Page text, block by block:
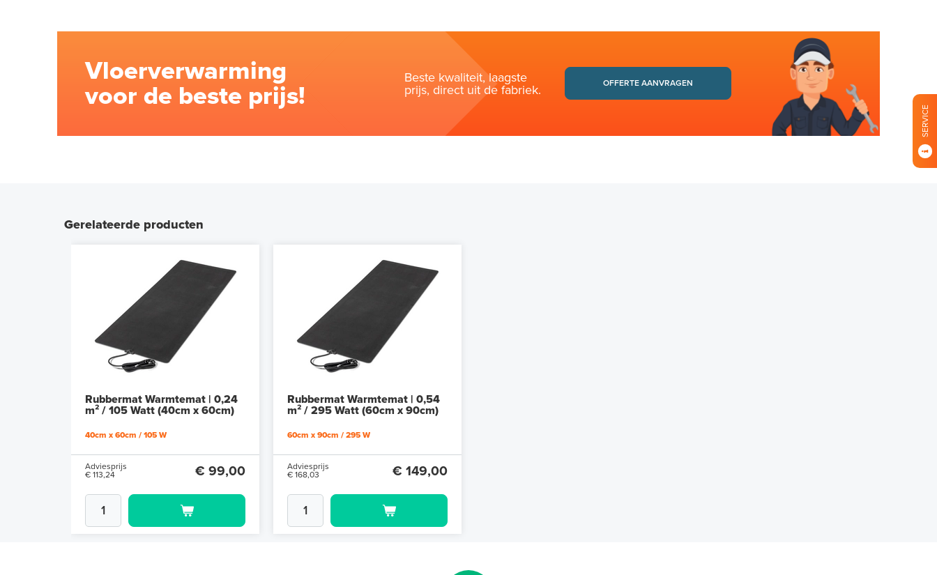
Vloerverwarming
voor de beste prijs!
Beste kwaliteit, laagste
prijs, direct uit de fabriek.
OFFERTE AANVRAGEN
Gerelateerde producten
Rubbermat Warmtemat | 0,24
m² / 105 Watt (40cm x 60cm)
40cm x 60cm / 105 W
Adviesprijs
€ 113,24
€ 99,00
Rubbermat Warmtemat | 0,54
m² / 295 Watt (60cm x 90cm)
60cm x 90cm / 295 W
Adviesprijs
€ 168,03
€ 149,00
SERVICE